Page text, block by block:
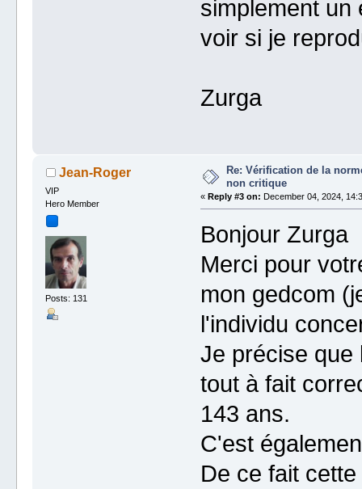
simplement un
voir si je
Zurga
Jean-Roger
VIP
Hero Member
Posts: 131
Re: Vérification de la
non critique
« Reply #3 on: December 04, 2024,
Bonjour Zurga
Merci pour
mon gedcom
l'individu
Je précise que
tout à fait
143 ans.
C'est
De ce fait